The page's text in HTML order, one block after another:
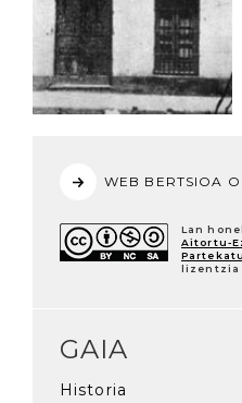
WEB BERTSIOA
Lan
Aitortu-
lizentzia
GAIA
Historia